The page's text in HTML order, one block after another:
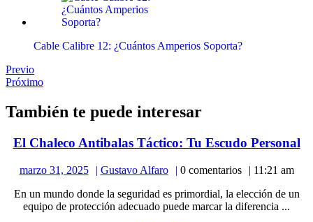
Cable Calibre 12: ¿Cuántos Amperios Soporta?
Navegación
de
entradas
PrevioPublicación
anterior:
PróximoPublicación
También te puede interesar
El Chaleco Antibalas Táctico: Tu Escudo PersonalEl
marzo 31, 2025
marzo
2025
Gustavo Alfaro
Gustavo
0 comentarios
11:21 am
En un mundo donde la seguridad es primordial, la elección de un
equipo de protección adecuado puede marcar la diferencia ...